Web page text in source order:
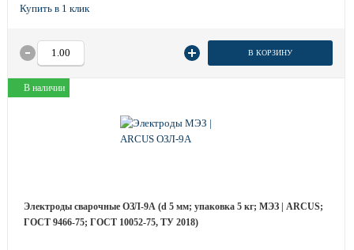
В КОРЗИНУ
В наличии
Электроды сварочные ОЗЛ-9А (d 5 мм; упаковка 5 кг; МЭЗ | ARCUS;
ГОСТ 9466-75; ГОСТ 10052-75, ТУ 2018)